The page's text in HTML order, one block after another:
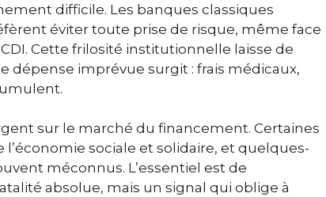
difficile. Les banques classiques
éviter toute prise de risque, même face
Cette frilosité institutionnelle laisse de
dépense imprévue surgit : frais médicaux,
sur le marché du financement. Certaines
sociale et solidaire, et quelques-
méconnus. L’essentiel est de
absolue, mais un signal qui oblige à